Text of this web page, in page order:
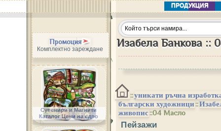
ПРОДУКЦИЯ
Изабела Банкова ::
::уникати ръчна
български художници ::
живопис ::04 Масло
Пейзажи
Промоция
Комплектно зареждане
Сувенири и Магнити
Каталог Цени на едро